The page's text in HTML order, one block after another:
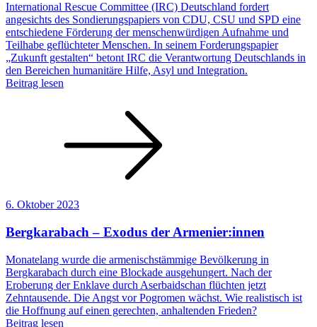
International Rescue Committee (IRC) Deutschland fordert
angesichts des Sondierungspapiers von CDU, CSU und SPD eine
entschiedene Förderung der menschenwürdigen Aufnahme und
Teilhabe geflüchteter Menschen. In seinem Forderungspapier
„Zukunft gestalten“ betont IRC die Verantwortung Deutschlands in
den Bereichen humanitäre Hilfe, Asyl und Integration.
Beitrag lesen
6. Oktober 2023
Bergkarabach – Exodus der Armenier:innen
Monatelang wurde die armenischstämmige Bevölkerung in
Bergkarabach durch eine Blockade ausgehungert. Nach der
Eroberung der Enklave durch Aserbaidschan flüchten jetzt
Zehntausende. Die Angst vor Pogromen wächst. Wie realistisch ist
die Hoffnung auf einen gerechten, anhaltenden Frieden?
Beitrag lesen